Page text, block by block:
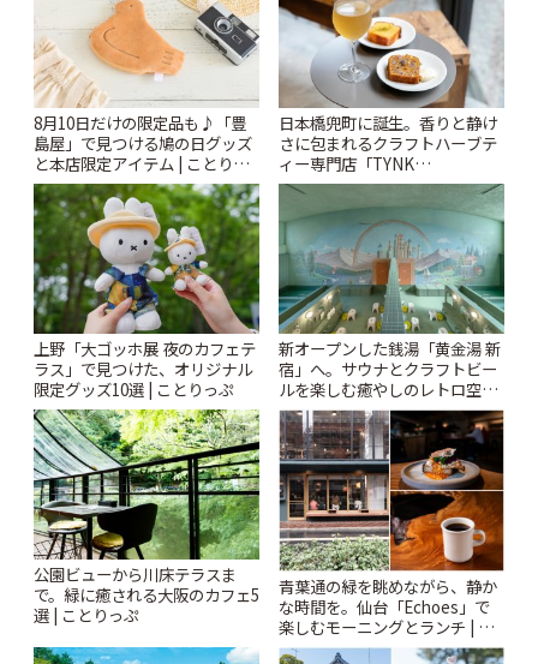
8月10日だけの限定品も♪「豊
島屋」で見つける鳩の日グッズ
と本店限定アイテム | ことりっ
ぷ
日本橋兜町に誕生。香りと静け
さに包まれるクラフトハーブテ
ィー専門店「TYNK
Kabutocho」 | ことりっぷ
上野「大ゴッホ展 夜のカフェテ
ラス」で見つけた、オリジナル
限定グッズ10選 | ことりっぷ
新オープンした銭湯「黄金湯 新
宿」へ。サウナとクラフトビー
ルを楽しむ癒やしのレトロ空間
| ことりっぷ
公園ビューから川床テラスま
で。緑に癒される大阪のカフェ5
選 | ことりっぷ
青葉通の緑を眺めながら、静か
な時間を。仙台「Echoes」で
楽しむモーニングとランチ | こ
とりっぷ